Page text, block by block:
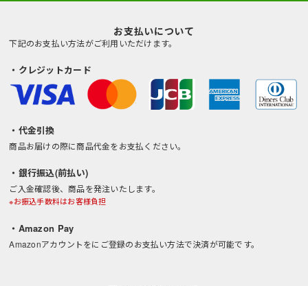
お支払いについて
下記のお支払い方法がご利用いただけます。
・クレジットカード
・代金引換
商品お届けの際に商品代金をお支払ください。
・銀行振込(前払い)
ご入金確認後、商品を発注いたします。
※お振込手数料はお客様負担
・Amazon Pay
Amazonアカウントをにご登録のお支払い方法で決済が可能です。